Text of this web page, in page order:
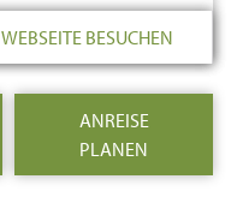
WEBSEITE BESUCHEN
ANREISE
PLANEN